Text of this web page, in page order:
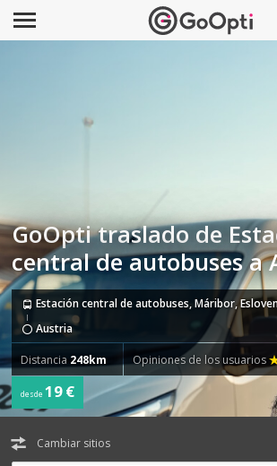
GoOpti traslado de
central de autobuses a
Estación central de autobuses, Máribor,
Austria
Distancia 248km Opiniones de los usuarios
desde 19 €
Cambiar sitios